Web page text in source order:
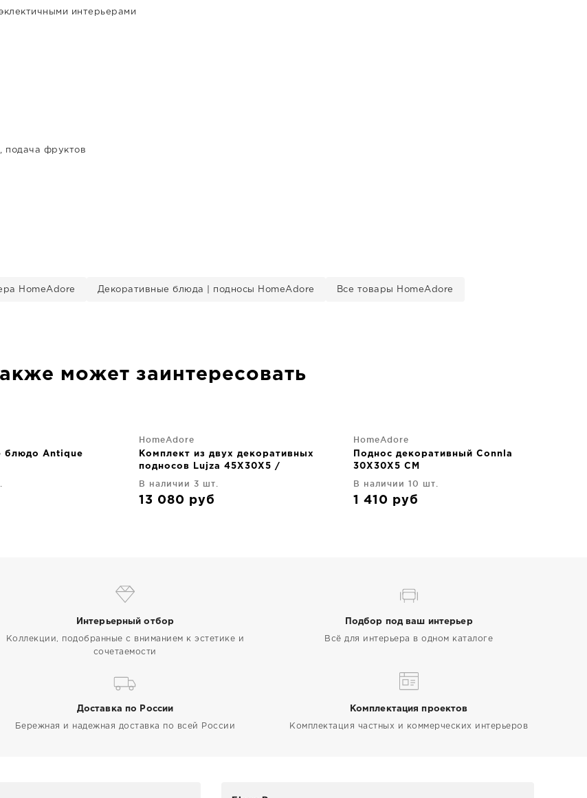
интерьерами
подача фруктов
HomeAdore Декоративные блюда | подносы HomeAdore Все товары HomeAdore
может заинтересовать
блюдо Antique
HomeAdore
Комплект из двух декоративных
подносов Lujza 45X30X5 /
В наличии 3 шт.
13 080 руб
HomeAdore
Поднос декоративный Connla
30X30X5 CM
В наличии 10 шт.
1 410 руб
Интерьерный отбор
Коллекции, подобранные с вниманием к эстетике и
сочетаемости
Подбор под ваш интерьер
Всё для интерьера в одном каталоге
Доставка по России
Бережная и надежная доставка по всей России
Комплектация проектов
Комплектация частных и коммерческих интерьеров